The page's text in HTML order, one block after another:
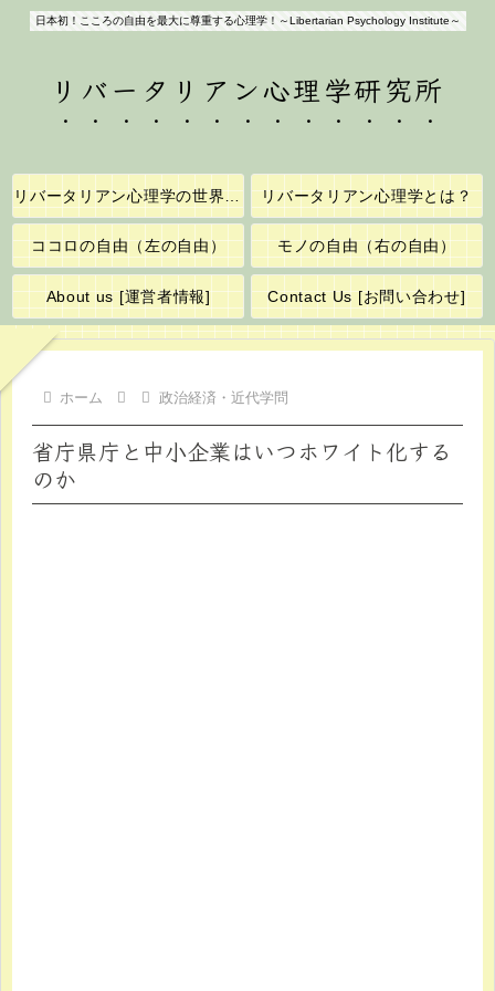
日本初！こころの自由を最大に尊重する心理学！～Libertarian Psychology Institute～
リバータリアン心理学研究所
リバータリアン心理学の世界へようこそ！ リバータリアン心理学とは？
ココロの自由（左の自由） モノの自由（右の自由）
About us [運営者情報] Contact Us [お問い合わせ]
ホーム 政治経済・近代学問
省庁県庁と中小企業はいつホワイト化する
のか